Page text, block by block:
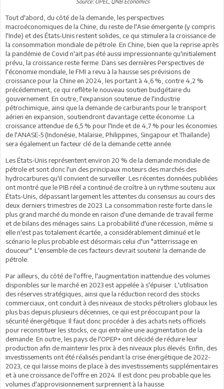
Source: OPEC, QNB Economics
Tout d'abord, du côté de la demande, les perspectives
macroéconomiques de la Chine, du reste de l'Asie émergente (y compris
l'Inde) et des États-Unis restent solides, ce qui stimulera la croissance de
la consommation mondiale de pétrole. En Chine, bien que la reprise après
la pandémie de Covid n'ait pas été aussi impressionnante qu'initialement
prévu, la croissance reste ferme. Dans ses dernières Perspectives de
l'économie mondiale, le FMI a revu à la hausse ses prévisions de
croissance pour la Chine en 2024, les portant à 4,6 %, contre 4,2 %
précédemment, ce qui reflète le nouveau soutien budgétaire du
gouvernement. En outre, l'expansion soutenue de l'industrie
pétrochimique, ainsi que la demande de carburants pour le transport
aérien en expansion, soutiendront davantage cette économie. La
croissance attendue de 6,5 % pour l'Inde et de 4,7 % pour les économies
de l'ANASE-5 (Indonésie, Malaisie, Philippines, Singapour et Thaïlande)
sera également un facteur clé de la demande cette année.
Les États-Unis représentent environ 20 % de la demande mondiale de
pétrole et sont donc l'un des principaux moteurs des marchés des
hydrocarbures qu'il convient de surveiller. Les récentes données publiées
ont montré que le PIB réel a continué de croître à un rythme soutenu aux
États-Unis, dépassant largement les attentes du consensus au cours des
deux derniers trimestres de 2023. La consommation reste forte dans le
plus grand marché du monde en raison d'une demande de travail ferme
et de bilans des ménages sains. La probabilité d'une récession, même si
elle n'est pas totalement écartée, a considérablement diminué et le
scénario le plus probable est désormais celui d'un "atterrissage en
douceur". L'ensemble de ces facteurs devrait soutenir la demande de
pétrole.
Par ailleurs, du côté de l'offre, l'augmentation inattendue des volumes
disponibles sur le marché en 2023 est appelée à s'épuiser. L'utilisation
des réserves stratégiques, ainsi que la réduction record des stocks
commerciaux, ont conduit à des niveaux de stocks pétroliers globaux les
plus bas depuis plusieurs décennies, ce qui est préoccupant pour la
sécurité énergétique. Il faut donc procéder à des achats nets officiels
pour reconstituer les stocks, ce qui entraîne une augmentation de la
demande. En outre, les pays de l'OPEP+ ont décidé de réduire leur
production afin de maintenir les prix à des niveaux plus élevés. Enfin, des
investissements ont été réalisés pendant la crise énergétique de 2022-
2023, ce qui laisse moins de place à des investissements supplémentaires
et à une croissance de l'offre en 2024. Il est donc peu probable que les
volumes d'approvisionnement surprennent à la hausse.